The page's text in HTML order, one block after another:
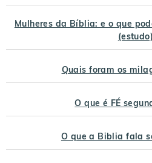
Mulheres da Bíblia: e o que
(estudo)
Quais foram os
O que é FÉ
O que a Biblia fala